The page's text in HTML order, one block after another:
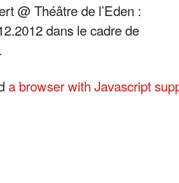
@ Théâtre de l’Eden :
dans le cadre de
a browser with Javascript